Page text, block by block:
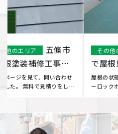
その他のエリア
加古郡
で屋根重ね葺き工事を
行いました。
屋根の状態が気になり、近くにイ
ーロックホームさんがあったので